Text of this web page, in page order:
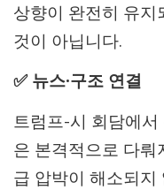
상향이 완전히 유
것이 아닙니다.
✅ 뉴스·구조 연결
트럼프-시 회담에
은 본격적으로 다뤄
급 압박이 해소되